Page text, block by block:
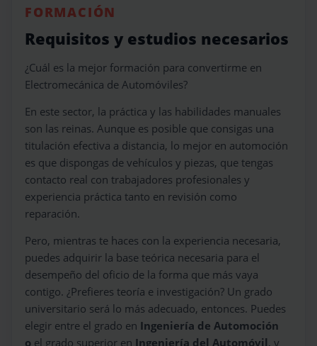
FORMACIÓN
Requisitos y estudios necesarios
¿Cuál es la mejor formación para convertirme en
Electromecánica de Automóviles?
En este sector, la práctica y las habilidades manuales
son las reinas. Aunque es posible que consigas una
titulación efectiva a distancia, lo mejor en automoción
es que dispongas de vehículos y piezas, que tengas
contacto real con trabajadores profesionales y
experiencia práctica tanto en revisión como
reparación.
Pero, mientras te haces con la experiencia necesaria,
puedes adquirir la base teórica necesaria para el
desempeño del oficio de la forma que más vaya
contigo. ¿Prefieres teoría e investigación? Un grado
universitario será lo más adecuado, entonces. Puedes
elegir entre el grado en Ingeniería de Automoción
o el grado superior en Ingeniería del Automóvil, y